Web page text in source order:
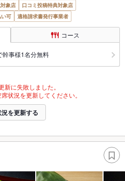
象店
口コミ投稿特典対象店
可 適格請求書発行事業者
コース
事様1名分無料
新に失敗しました。
状況を更新してください。
を更新する